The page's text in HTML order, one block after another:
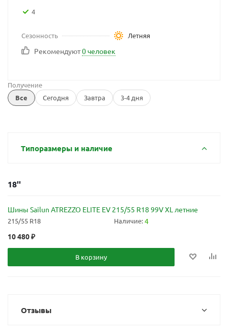
4
Сезонность Летняя
Рекомендуют0 человек
Получение
Все
Сегодня Завтра 3-4 дня
Типоразмеры и наличие
18''
Шины Sailun ATREZZO ELITE EV 215/55 R18 99V XL летние
215/55 R18 Наличие:4
10 480₽
В корзину
Отзывы